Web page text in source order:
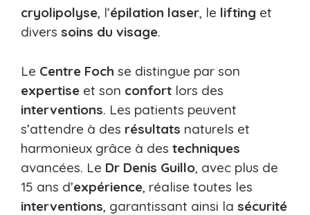
cryolipolyse, l’épilation laser, le lifting et
divers soins du visage.
Le Centre Foch se distingue par son
expertise et son confort lors des
interventions. Les patients peuvent
s’attendre à des résultats naturels et
harmonieux grâce à des techniques
avancées. Le Dr Denis Guillo, avec plus de
15 ans d’expérience, réalise toutes les
interventions, garantissant ainsi la sécurité